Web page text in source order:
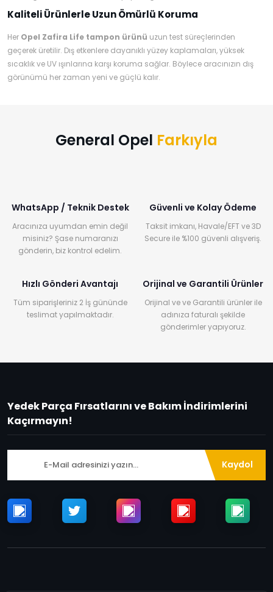
Kaliteli Ürünlerle Uzun Ömürlü Koruma
Her Opel Zafira Life tampon ürünü uzun test süreçlerinden
geçerek üretilir. Dış etkenlere dayanıklı yüzey kaplamaları, yüksek
sıcaklık ve UV ışınlarına karşı koruma sağlar. Böylece aracınızın dış
görünümü her zaman yeni ve güçlü kalır.
General Opel Farkıyla
WhatsApp / Teknik Destek
Aracınıza uyumdan emin değil
misiniz? Şase numaranızı
gönderin, biz kontrol edelim.
Güvenli ve Kolay Ödeme
Taksit imkanı, Havale/EFT ve 3D
Secure ile %100 güvenli alışveriş.
Hızlı Gönderi Avantajı
Tüm siparişleriniz 2 İş gününde
teslimat yapılmaktadır.
Orijinal ve Garantili Ürünler
Orijinal ve ve Garantili ürünler ile
adınıza faturalı şekilde
gönderimler yapıyoruz.
Yedek Parça Fırsatlarını ve Bakım İndirimlerini
Kaçırmayın!
Kaydol